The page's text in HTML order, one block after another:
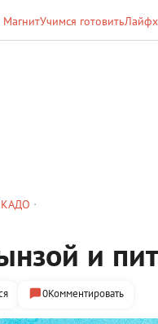
Учимся готовить
и
0Комментировать